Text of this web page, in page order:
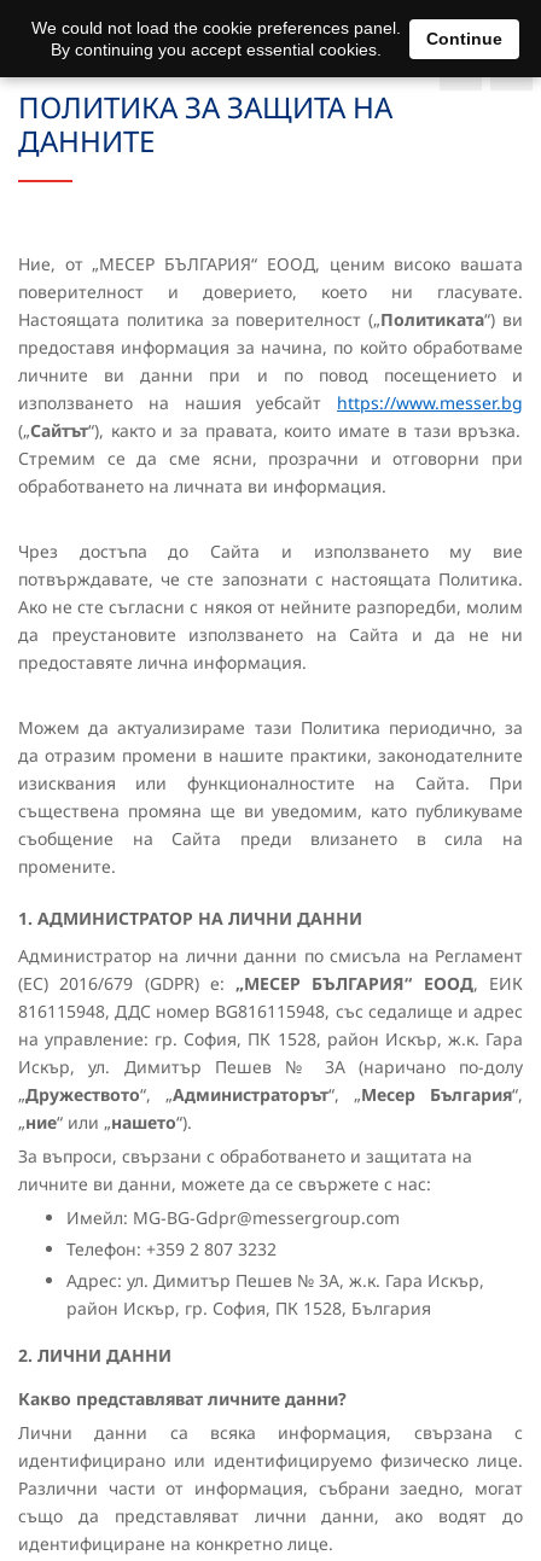
ПОЛИТИКА ЗА ЗАЩИТА НА
ДАННИТЕ
Ние, от „МЕСЕР БЪЛГАРИЯ“ ЕООД, ценим високо вашата
поверителност и доверието, което ни гласувате.
Настоящата политика за поверителност („Политиката“) ви
предоставя информация за начина, по който обработваме
личните ви данни при и по повод посещението и
използването на нашия уебсайт https://www.messer.bg
(„Сайтът“), както и за правата, които имате в тази връзка.
Стремим се да сме ясни, прозрачни и отговорни при
обработването на личната ви информация.
Чрез достъпа до Сайта и използването му вие
потвърждавате, че сте запознати с настоящата Политика.
Ако не сте съгласни с някоя от нейните разпоредби, молим
да преустановите използването на Сайта и да не ни
предоставяте лична информация.
Можем да актуализираме тази Политика периодично, за
да отразим промени в нашите практики, законодателните
изисквания или функционалностите на Сайта. При
съществена промяна ще ви уведомим, като публикуваме
съобщение на Сайта преди влизането в сила на
промените.
1. АДМИНИСТРАТОР НА ЛИЧНИ ДАННИ
Администратор на лични данни по смисъла на Регламент
(ЕС) 2016/679 (GDPR) е: „МЕСЕР БЪЛГАРИЯ“ ЕООД, ЕИК
816115948, ДДС номер BG816115948, със седалище и адрес
на управление: гр. София, ПК 1528, район Искър, ж.к. Гара
Искър, ул. Димитър Пешев № 3А (наричано по-долу
„Дружеството“, „Администраторът“, „Месер България“,
„ние“ или „нашето“).
За въпроси, свързани с обработването и защитата на
личните ви данни, можете да се свържете с нас:
Имейл: MG-BG-Gdpr@messergroup.com
Телефон: +359 2 807 3232
Адрес: ул. Димитър Пешев № 3А, ж.к. Гара Искър,
район Искър, гр. София, ПК 1528, България
2. ЛИЧНИ ДАННИ
Какво представляват личните данни?
Лични данни са всяка информация, свързана с
идентифицирано или идентифицируемо физическо лице.
Различни части от информация, събрани заедно, могат
също да представляват лични данни, ако водят до
идентифициране на конкретно лице.
We could not load the cookie preferences panel.
By continuing you accept essential cookies.
Continue